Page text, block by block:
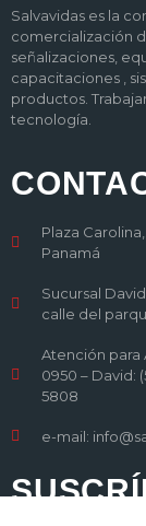
Salvavidas es la
comercialización
señalizaciones,
capacitaciones ,
productos.
tecnología.
Plaza
Panamá
Sucursal
calle del
Atención para
0950 – David:
5808
e-mail: